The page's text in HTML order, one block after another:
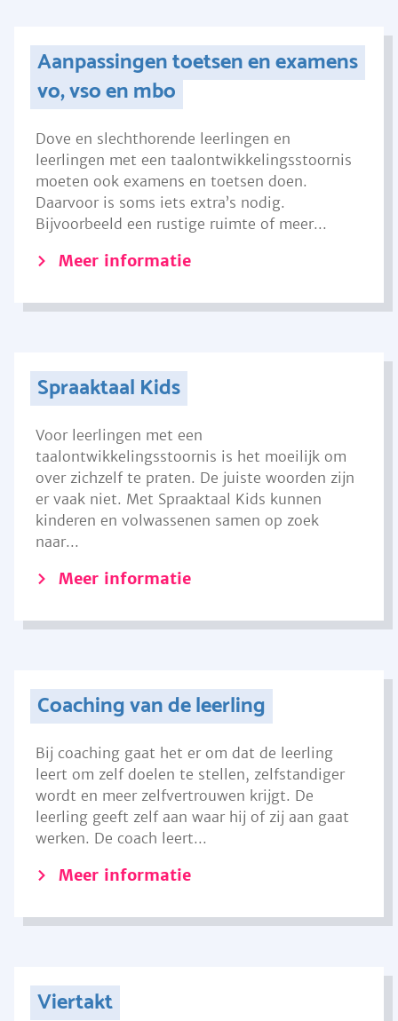
Aanpassingen toetsen en examens
vo, vso en mbo
Dove en slechthorende leerlingen en
leerlingen met een taalontwikkelingsstoornis
moeten ook examens en toetsen doen.
Daarvoor is soms iets extra’s nodig.
Bijvoorbeeld een rustige ruimte of meer...
Meer informatie
Spraaktaal Kids
Voor leerlingen met een
taalontwikkelingsstoornis is het moeilijk om
over zichzelf te praten. De juiste woorden zijn
er vaak niet. Met Spraaktaal Kids kunnen
kinderen en volwassenen samen op zoek
naar...
Meer informatie
Coaching van de leerling
Bij coaching gaat het er om dat de leerling
leert om zelf doelen te stellen, zelfstandiger
wordt en meer zelfvertrouwen krijgt. De
leerling geeft zelf aan waar hij of zij aan gaat
werken. De coach leert...
Meer informatie
Viertakt